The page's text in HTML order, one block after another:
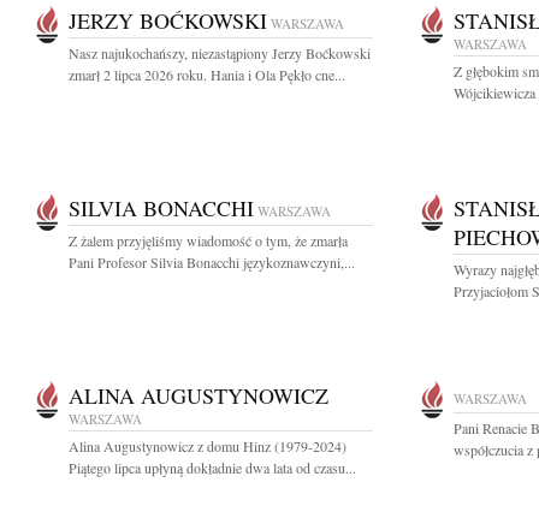
JERZY BOĆKOWSKI WARSZAWA
Nasz najukochańszy, niezastąpiony Jerzy Boćkowski
zmarł 2 lipca 2026 roku. Hania i Ola Pękło cne...
WARSZAWA
Z głębokim
SILVIA BONACCHI WARSZAWA
Z żalem przyjęliśmy wiadomość o tym, że zmarła
Pani Profesor Silvia Bonacchi językoznawczyni,...
Wyrazy
Przyjaciołom
ALINA AUGUSTYNOWICZ
WARSZAWA
Alina Augustynowicz z domu Hinz (1979-2024)
Piątego lipca upłyną dokładnie dwa lata od czasu...
WARSZAWA
Pani Renacie
współczucia